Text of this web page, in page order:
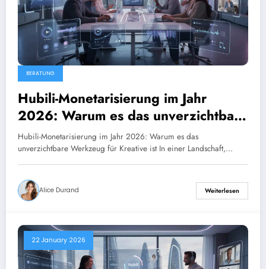
BERATUNG
Hubili-Monetarisierung im Jahr
2026: Warum es das unverzichtbare
Werkzeug für Kreative ist
Hubili-Monetarisierung im Jahr 2026: Warum es das
unverzichtbare Werkzeug für Kreative ist In einer Landschaft,…
Alice Durand Weiterlesen
22 January 2026